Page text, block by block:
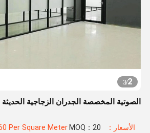
2
/
3
الصوتية المخصصة الجدران الزجاجية
الأسعار：US$52.60 Per Square Meter MOQ：20 متر مربع